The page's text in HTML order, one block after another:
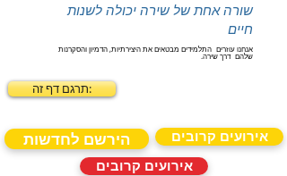
שורה אחת של שירה יכולה לשנות
חיים
אנחנו עוזרים התלמידים מבטאים את היצירתיות, הדמיון והסקרנות
שלהם דרך שירה.
תרגם דף זה:
הירשם לחדשות
אירועים קרובים
אירועים קרובים